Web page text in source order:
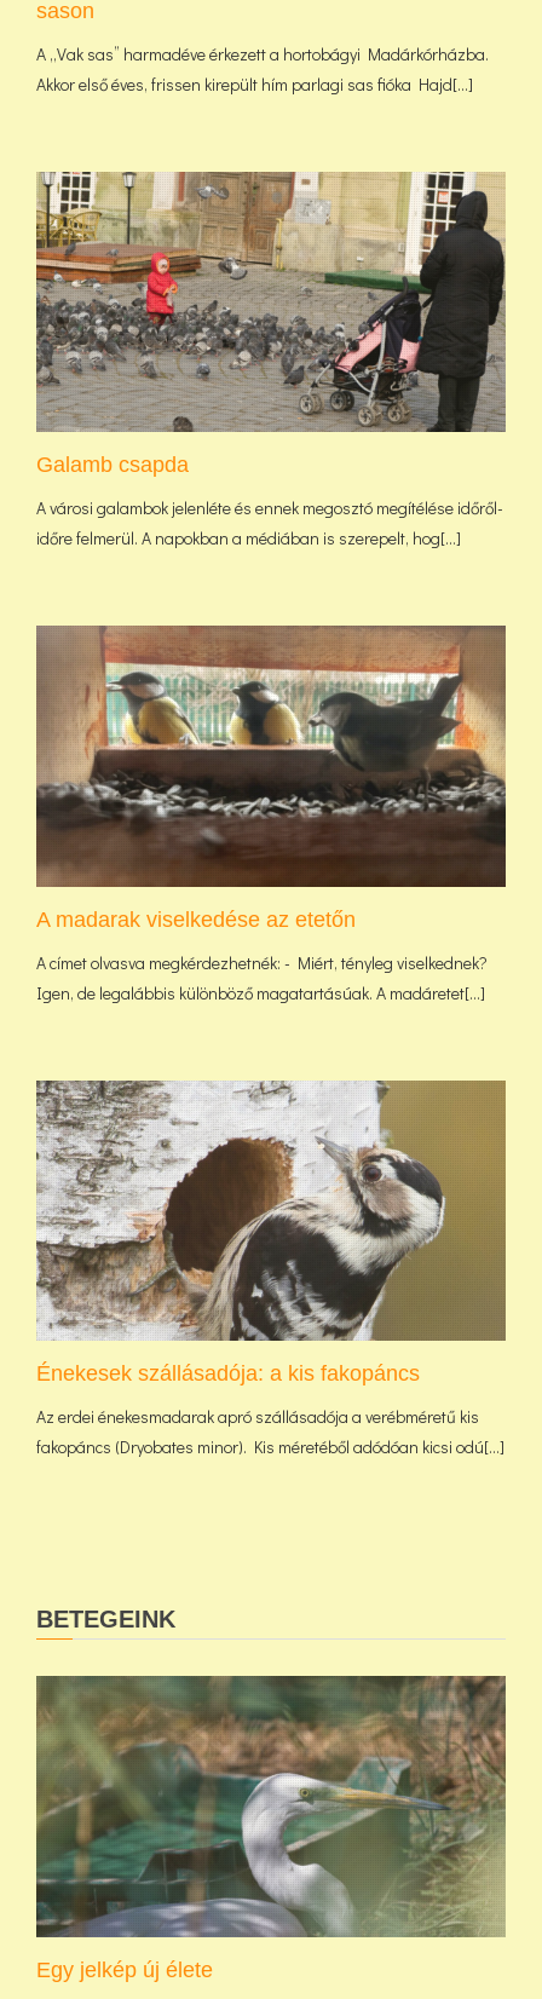
sason
A „Vak sas” harmadéve érkezett a hortobágyi Madárkórházba.
Akkor első éves, frissen kirepült hím parlagi sas fióka Hajd[...]
Galamb csapda
A városi galambok jelenléte és ennek megosztó megítélése időről-
időre felmerül. A napokban a médiában is szerepelt, hog[...]
A madarak viselkedése az etetőn
A címet olvasva megkérdezhetnék: - Miért, tényleg viselkednek?
Igen, de legalábbis különböző magatartásúak. A madáretet[...]
Énekesek szállásadója: a kis fakopáncs
Az erdei énekesmadarak apró szállásadója a verébméretű kis
fakopáncs (Dryobates minor). Kis méretéből adódóan kicsi odú[...]
BETEGEINK
Egy jelkép új élete